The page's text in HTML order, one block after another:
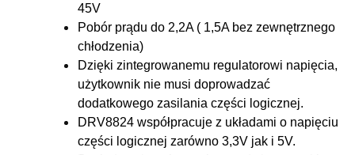
45V
Pobór prądu do 2,2A ( 1,5A bez zewnętrznego
chłodzenia)
Dzięki zintegrowanemu regulatorowi napięcia,
użytkownik nie musi doprowadzać
dodatkowego zasilania części logicznej.
DRV8824 współpracuje z układami o napięciu
części logicznej zarówno 3,3V jak i 5V.